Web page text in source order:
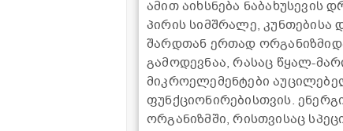
ამით აიხსნება ნაბახუსევის
პირის სიმშრალე, კუნთებისა
შარდთან ერთად
გამოდევნაა, რასაც წყალ-
მიკროელემენტები
ფუნქციონირებისთვის.
ორგანიზმში, რისთვისაც